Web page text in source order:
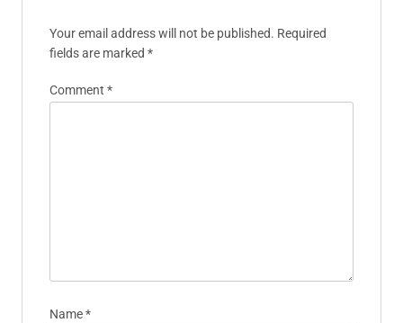
Your email address will not be published. Required
fields are marked *
Comment *
Name*